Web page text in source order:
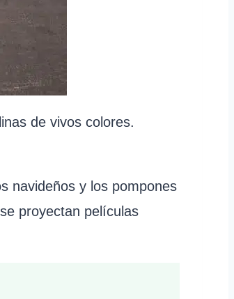
de vivos colores.
navideños y los pompones
proyectan películas